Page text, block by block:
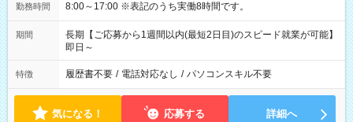
勤務時間 8:00～17:00 ※表記のうち実働8時間です。
期間
長期【ご応募から1週間以内(最短2日目)のスピード就業が可能】
即日～
特徴 履歴書不要 / 電話対応なし / パソコンスキル不要
気になる！ 応募する 詳細へ